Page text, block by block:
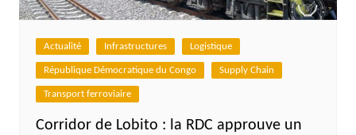
Actualité Infrastructures Logistique
République Démocratique du Congo Supply Chain
Transport ferroviaire
Corridor de Lobito : la RDC approuve un